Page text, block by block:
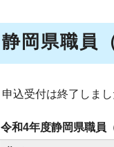
静岡県職員
申込受付は終了しまし
令和4年度静岡県職員